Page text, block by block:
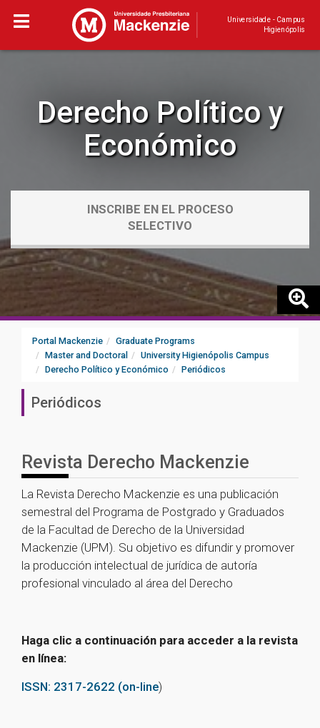
Universidade - Campus
Higienópolis
Derecho Político y
Económico
INSCRIBE EN EL PROCESO
SELECTIVO
Portal Mackenzie
Graduate Programs
Master and Doctoral
University Higienópolis Campus
Derecho Político y Económico
Periódicos
Periódicos
Revista Derecho Mackenzie
La Revista Derecho Mackenzie es una publicación
semestral del Programa de Postgrado y Graduados
de la Facultad de Derecho de la Universidad
Mackenzie (UPM). Su objetivo es difundir y promover
la producción intelectual de jurídica de autoría
profesional vinculado al área del Derecho
Haga clic a continuación para acceder a la revista
en línea:
ISSN: 2317-2622 (on-line)